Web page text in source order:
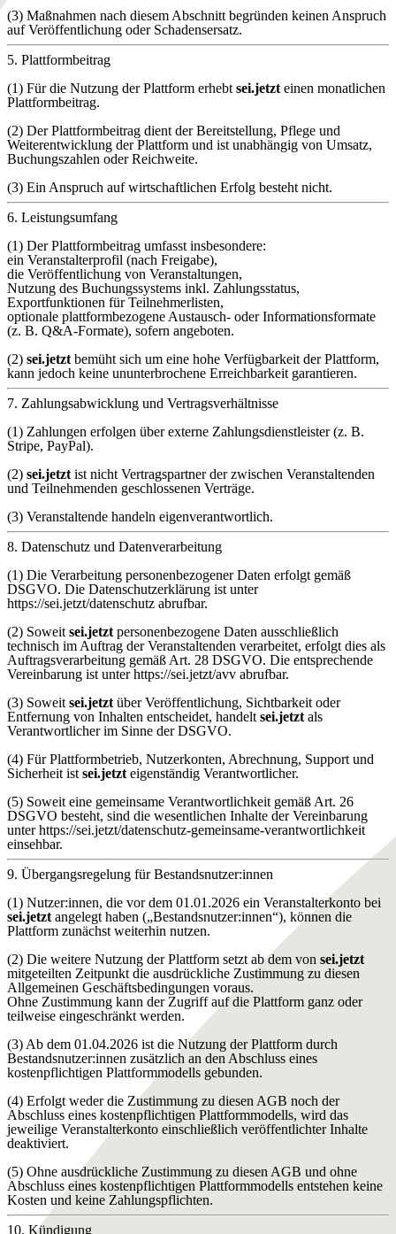
(3) Maßnahmen nach diesem Abschnitt begründen keinen Anspruch
auf Veröffentlichung oder Schadensersatz.
5. Plattformbeitrag
(1) Für die Nutzung der Plattform erhebt sei.jetzt einen monatlichen
Plattformbeitrag.
(2) Der Plattformbeitrag dient der Bereitstellung, Pflege und
Weiterentwicklung der Plattform und ist unabhängig von Umsatz,
Buchungszahlen oder Reichweite.
(3) Ein Anspruch auf wirtschaftlichen Erfolg besteht nicht.
6. Leistungsumfang
(1) Der Plattformbeitrag umfasst insbesondere:
ein Veranstalterprofil (nach Freigabe),
die Veröffentlichung von Veranstaltungen,
Nutzung des Buchungssystems inkl. Zahlungsstatus,
Exportfunktionen für Teilnehmerlisten,
optionale plattformbezogene Austausch- oder Informationsformate
(z. B. Q&A-Formate), sofern angeboten.
(2) sei.jetzt bemüht sich um eine hohe Verfügbarkeit der Plattform,
kann jedoch keine ununterbrochene Erreichbarkeit garantieren.
7. Zahlungsabwicklung und Vertragsverhältnisse
(1) Zahlungen erfolgen über externe Zahlungsdienstleister (z. B.
Stripe, PayPal).
(2) sei.jetzt ist nicht Vertragspartner der zwischen Veranstaltenden
und Teilnehmenden geschlossenen Verträge.
(3) Veranstaltende handeln eigenverantwortlich.
8. Datenschutz und Datenverarbeitung
(1) Die Verarbeitung personenbezogener Daten erfolgt gemäß
DSGVO. Die Datenschutzerklärung ist unter
https://sei.jetzt/datenschutz abrufbar.
(2) Soweit sei.jetzt personenbezogene Daten ausschließlich
technisch im Auftrag der Veranstaltenden verarbeitet, erfolgt dies als
Auftragsverarbeitung gemäß Art. 28 DSGVO. Die entsprechende
Vereinbarung ist unter https://sei.jetzt/avv abrufbar.
(3) Soweit sei.jetzt über Veröffentlichung, Sichtbarkeit oder
Entfernung von Inhalten entscheidet, handelt sei.jetzt als
Verantwortlicher im Sinne der DSGVO.
(4) Für Plattformbetrieb, Nutzerkonten, Abrechnung, Support und
Sicherheit ist sei.jetzt eigenständig Verantwortlicher.
(5) Soweit eine gemeinsame Verantwortlichkeit gemäß Art. 26
DSGVO besteht, sind die wesentlichen Inhalte der Vereinbarung
unter https://sei.jetzt/datenschutz-gemeinsame-verantwortlichkeit
einsehbar.
9. Übergangsregelung für Bestandsnutzer:innen
(1) Nutzer:innen, die vor dem 01.01.2026 ein Veranstalterkonto bei
sei.jetzt angelegt haben („Bestandsnutzer:innen“), können die
Plattform zunächst weiterhin nutzen.
(2) Die weitere Nutzung der Plattform setzt ab dem von sei.jetzt
mitgeteilten Zeitpunkt die ausdrückliche Zustimmung zu diesen
Allgemeinen Geschäftsbedingungen voraus.
Ohne Zustimmung kann der Zugriff auf die Plattform ganz oder
teilweise eingeschränkt werden.
(3) Ab dem 01.04.2026 ist die Nutzung der Plattform durch
Bestandsnutzer:innen zusätzlich an den Abschluss eines
kostenpflichtigen Plattformmodells gebunden.
(4) Erfolgt weder die Zustimmung zu diesen AGB noch der
Abschluss eines kostenpflichtigen Plattformmodells, wird das
jeweilige Veranstalterkonto einschließlich veröffentlichter Inhalte
deaktiviert.
(5) Ohne ausdrückliche Zustimmung zu diesen AGB und ohne
Abschluss eines kostenpflichtigen Plattformmodells entstehen keine
Kosten und keine Zahlungspflichten.
10. Kündigung